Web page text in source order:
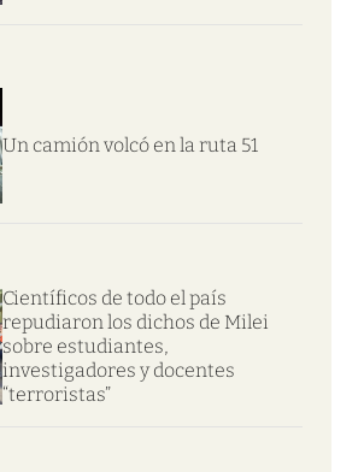
Un camión volcó en la ruta 51
Científicos de todo el país
repudiaron los dichos de Milei
sobre estudiantes,
investigadores y docentes
“terroristas”